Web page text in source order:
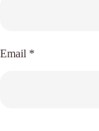
Email *